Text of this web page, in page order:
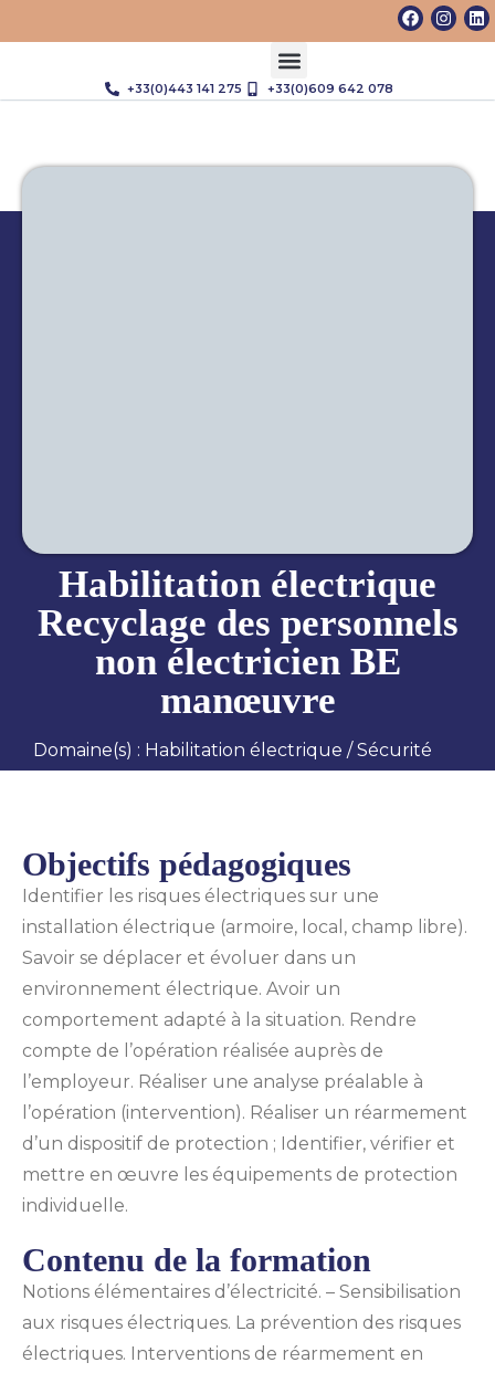
+33(0)443 141 275 +33(0)609 642 078
Habilitation électrique
Recyclage des personnels
non électricien BE
manœuvre
Domaine(s) : Habilitation électrique /Sécurité
Objectifs pédagogiques
Identifier les risques électriques sur une
installation électrique (armoire, local, champ libre).
Savoir se déplacer et évoluer dans un
environnement électrique. Avoir un
comportement adapté à la situation. Rendre
compte de l’opération réalisée auprès de
l’employeur. Réaliser une analyse préalable à
l’opération (intervention). Réaliser un réarmement
d’un dispositif de protection ; Identifier, vérifier et
mettre en œuvre les équipements de protection
individuelle.
Contenu de la formation
Notions élémentaires d’électricité. – Sensibilisation
aux risques électriques. La prévention des risques
électriques. Interventions de réarmement en